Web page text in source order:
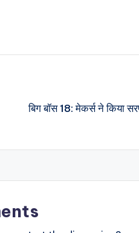
बिग बॉस 18: मेकर्स ने किया